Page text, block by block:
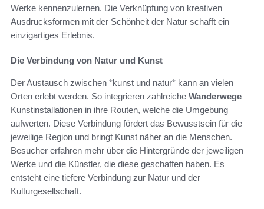
Werke kennenzulernen. Die Verknüpfung von kreativen
Ausdrucksformen mit der Schönheit der Natur schafft ein
einzigartiges Erlebnis.
Die Verbindung von Natur und Kunst
Der Austausch zwischen *kunst und natur* kann an vielen
Orten erlebt werden. So integrieren zahlreiche Wanderwege
Kunstinstallationen in ihre Routen, welche die Umgebung
aufwerten. Diese Verbindung fördert das Bewusstsein für die
jeweilige Region und bringt Kunst näher an die Menschen.
Besucher erfahren mehr über die Hintergründe der jeweiligen
Werke und die Künstler, die diese geschaffen haben. Es
entsteht eine tiefere Verbindung zur Natur und der
Kulturgesellschaft.